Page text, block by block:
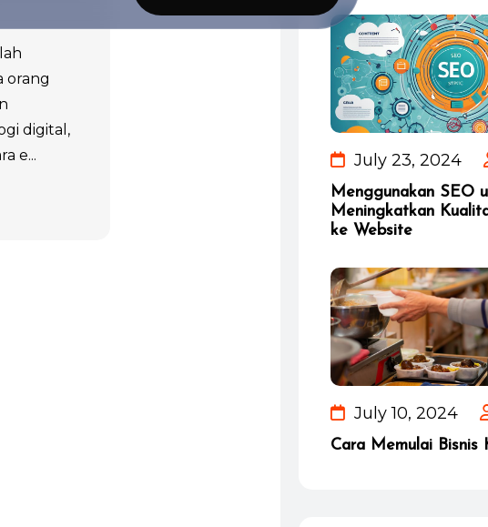
orang
digital,
e...
July 23, 2024
Menggunakan SEO
Meningkatkan
ke Website
July 10, 2024
Cara Memulai Bisnis